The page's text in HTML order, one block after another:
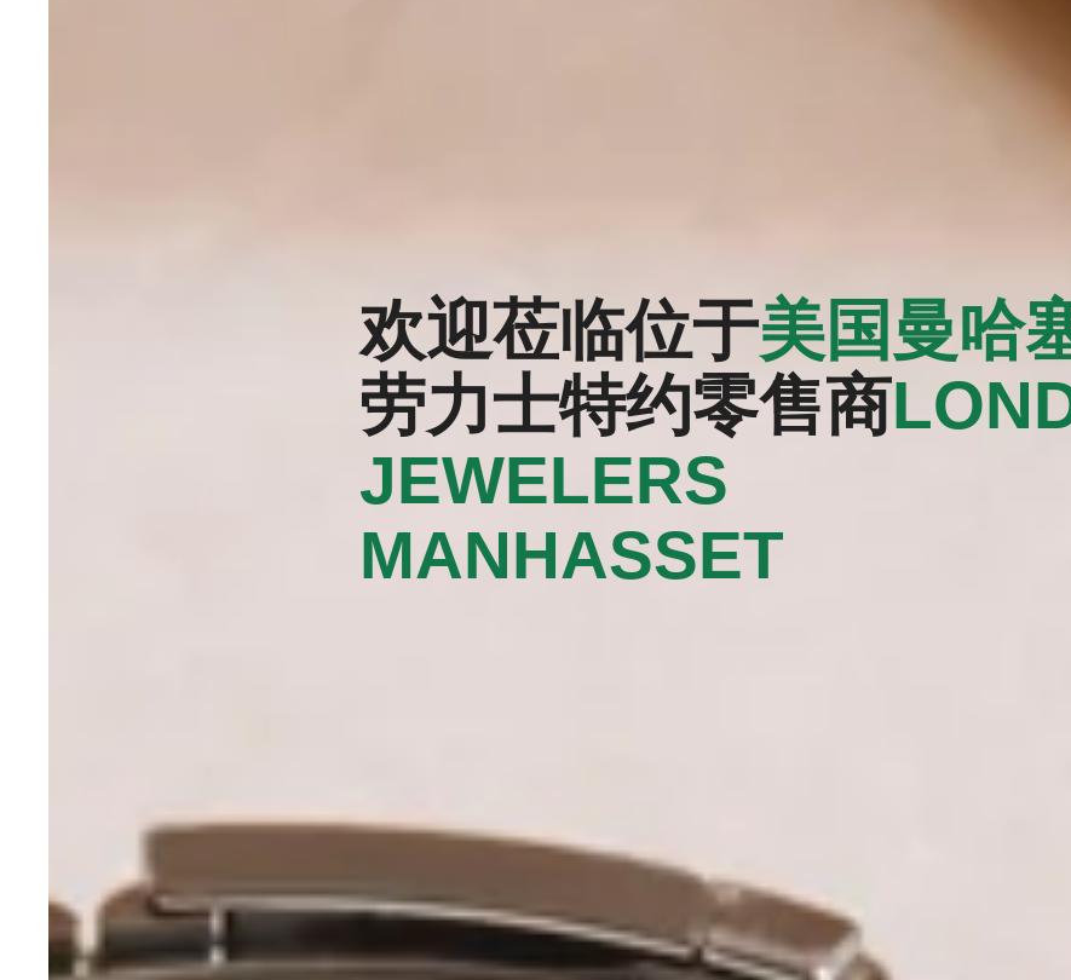
欢迎莅临位于美国曼哈
劳力士特约零售商
JEWELERS
MANHASSET‬